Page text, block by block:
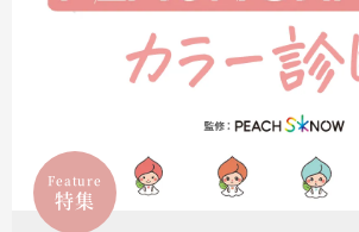
Feature
特集